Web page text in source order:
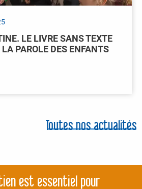
LE LIVRE SANS TEXTE
LA PAROLE DES ENFANTS
Toutes nos actualités
est essentiel pour